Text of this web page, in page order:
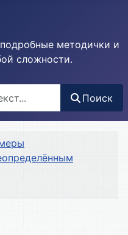
методички и
сложности.
Поиск